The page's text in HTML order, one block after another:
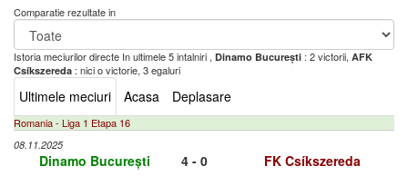
Comparatie rezultate in
Istoria meciurilor directe In ultimele 5 intalniri , Dinamo București : 2 victorii, AFK
Csíkszereda : nici o victorie, 3 egaluri
Ultimele meciuri Acasa Deplasare
Romania - Liga 1 Etapa 16
08.11.2025
Dinamo București 4 - 0 FK Csíkszereda